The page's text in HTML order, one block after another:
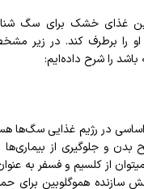
غذای خشک برای سگ
او را برطرف کند. در زیر
باشد را شرح داده‌ایم:
اساسی در رژیم غذایی سگ‌ها
و جلوگیری از بیماری‌ها
از کلسیم و فسفر به
سازنده هموگلوبین برای